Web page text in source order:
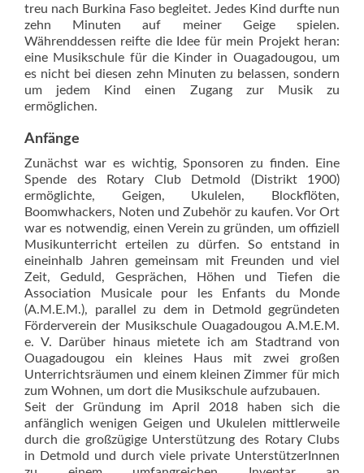
treu nach Burkina Faso begleitet. Jedes Kind durfte nun
zehn Minuten auf meiner Geige spielen.
Währenddessen reifte die Idee für mein Projekt heran:
eine Musikschule für die Kinder in Ouagadougou, um
es nicht bei diesen zehn Minuten zu belassen, sondern
um jedem Kind einen Zugang zur Musik zu
ermöglichen.
Anfänge
Zunächst war es wichtig, Sponsoren zu finden. Eine
Spende des Rotary Club Detmold (Distrikt 1900)
ermöglichte, Geigen, Ukulelen, Blockflöten,
Boomwhackers, Noten und Zubehör zu kaufen. Vor Ort
war es notwendig, einen Verein zu gründen, um offiziell
Musikunterricht erteilen zu dürfen. So entstand in
eineinhalb Jahren gemeinsam mit Freunden und viel
Zeit, Geduld, Gesprächen, Höhen und Tiefen die
Association Musicale pour les Enfants du Monde
(A.M.E.M.), parallel zu dem in Detmold gegründeten
Förderverein der Musikschule Ouagadougou A.M.E.M.
e. V. Darüber hinaus mietete ich am Stadtrand von
Ouagadougou ein kleines Haus mit zwei großen
Unterrichtsräumen und einem kleinen Zimmer für mich
zum Wohnen, um dort die Musikschule aufzubauen.
Seit der Gründung im April 2018 haben sich die
anfänglich wenigen Geigen und Ukulelen mittlerweile
durch die großzügige Unterstützung des Rotary Clubs
in Detmold und durch viele private UnterstützerInnen